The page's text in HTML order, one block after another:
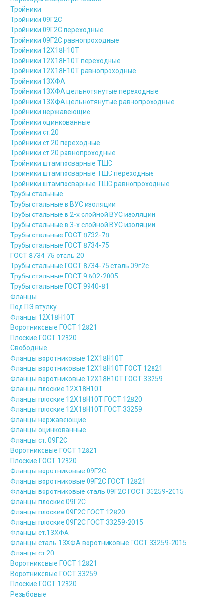
Тройники
Тройники 09Г2С
Тройники 09Г2С переходные
Тройники 09Г2С равнопроходные
Тройники 12Х18Н10Т
Тройники 12Х18Н10Т переходные
Тройники 12Х18Н10Т равнопроходные
Тройники 13ХФА
Тройники 13ХФА цельнотянутые переходные
Тройники 13ХФА цельнотянутые равнопроходные
Тройники нержавеющие
Тройники оцинкованные
Тройники ст.20
Тройники ст.20 переходные
Тройники ст.20 равнопроходные
Тройники штампосварные ТШС
Тройники штампосварные ТШС переходные
Тройники штампосварные ТШС равнопроходные
Трубы стальные
Трубы стальные в ВУС изоляции
Трубы стальные в 2-х слойной ВУС изоляции
Трубы стальные в 3-х слойной ВУС изоляции
Трубы стальные ГОСТ 8732-78
Трубы стальные ГОСТ 8734-75
ГОСТ 8734-75 сталь 20
Трубы стальные ГОСТ 8734-75 сталь 09г2с
Трубы стальные ГОСТ 9.602-2005
Трубы стальные ГОСТ 9940-81
Фланцы
Под ПЭ втулку
Фланцы 12Х18Н10Т
Воротниковые ГОСТ 12821
Плоские ГОСТ 12820
Свободные
Фланцы воротниковые 12Х18Н10Т
Фланцы воротниковые 12Х18Н10Т ГОСТ 12821
Фланцы воротниковые 12Х18Н10Т ГОСТ 33259
Фланцы плоские 12Х18Н10Т
Фланцы плоские 12Х18Н10Т ГОСТ 12820
Фланцы плоские 12Х18Н10Т ГОСТ 33259
Фланцы нержавеющие
Фланцы оцинкованные
Фланцы ст. 09Г2С
Воротниковые ГОСТ 12821
Плоские ГОСТ 12820
Фланцы воротниковые 09Г2С
Фланцы воротниковые 09Г2С ГОСТ 12821
Фланцы воротниковые сталь 09Г2С ГОСТ 33259-2015
Фланцы плоские 09Г2С
Фланцы плоские 09Г2С ГОСТ 12820
Фланцы плоские 09Г2С ГОСТ 33259-2015
Фланцы ст.13ХФА
Фланцы сталь 13ХФА воротниковые ГОСТ 33259-2015
Фланцы ст.20
Воротниковые ГОСТ 12821
Воротниковые ГОСТ 33259
Плоские ГОСТ 12820
Резьбовые